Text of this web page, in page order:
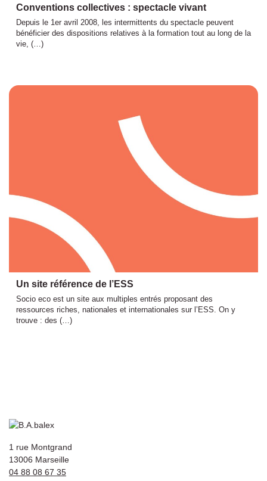
Conventions collectives : spectacle vivant
Depuis le 1er avril 2008, les intermittents du spectacle peuvent
bénéficier des dispositions relatives à la formation tout au long de la
vie, (…)
Un site référence de l’ESS
Socio eco est un site aux multiples entrés proposant des
ressources riches, nationales et internationales sur l’ESS. On y
trouve : des (…)
1 rue Montgrand
13006 Marseille
04 88 08 67 35